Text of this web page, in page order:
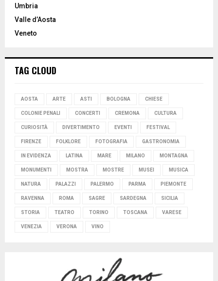
Umbria
Valle d’Aosta
Veneto
TAG CLOUD
AOSTA ARTE ASTI BOLOGNA CHIESE
COLONIE PENALI CONCERTI CREMONA CULTURA
CURIOSITÀ DIVERTIMENTO EVENTI FESTIVAL
FIRENZE FOLKLORE FOTOGRAFIA GASTRONOMIA
IN EVIDENZA LATINA MARE MILANO MONTAGNA
MONUMENTI MOSTRA MOSTRE MUSEI MUSICA
NATURA PALAZZI PALERMO PARMA PIEMONTE
RAVENNA ROMA SAGRE SARDEGNA SICILIA
STORIA TEATRO TORINO TOSCANA VARESE
VENEZIA VERONA VINO